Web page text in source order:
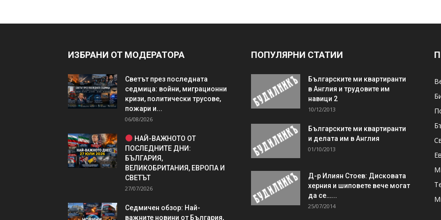
ИЗБРАНИ ОТ МОДЕРАТОРА
Светът през последната
седмица: войни, миграционни
кризи, политически трусове,
пожари и...
06/08/2026
НАЙ-ВАЖНОТО ОТ
ПОСЛЕДНИТЕ ДНИ:
БЪЛГАРИЯ,
ВЕЛИКОБРИТАНИЯ, ЕВРОПА И
СВЕТЪТ
27/07/2026
Седмичен обзор: Най-
важните новини от България,
ПОПУЛЯРНИ СТАТИИ
Българските ми квартиранти
в Англия и трудовите им
навици 2
10/12/2013
Българските ми квартиранти
и делата им в Англия
01/10/2013
Д-р Илиян Стоев: Дисковата
херния и шиповете вече могат
да се…...
25/07/2014